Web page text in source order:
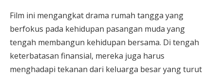
Film ini mengangkat drama rumah tangga yang
berfokus pada kehidupan pasangan muda yang
tengah membangun kehidupan bersama. Di tengah
keterbatasan finansial, mereka juga harus
menghadapi tekanan dari keluarga besar yang turut